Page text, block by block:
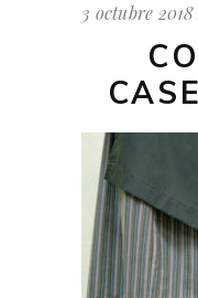
3 octubre 2018